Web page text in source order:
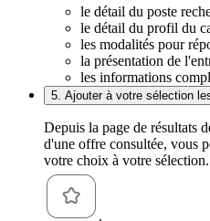
le détail du poste
le détail du profil du
les modalités pour
la présentation de
les informations
5. Ajouter à votre sélection
Depuis la page de résultats
d'une offre consultée, vous
votre choix à votre
.